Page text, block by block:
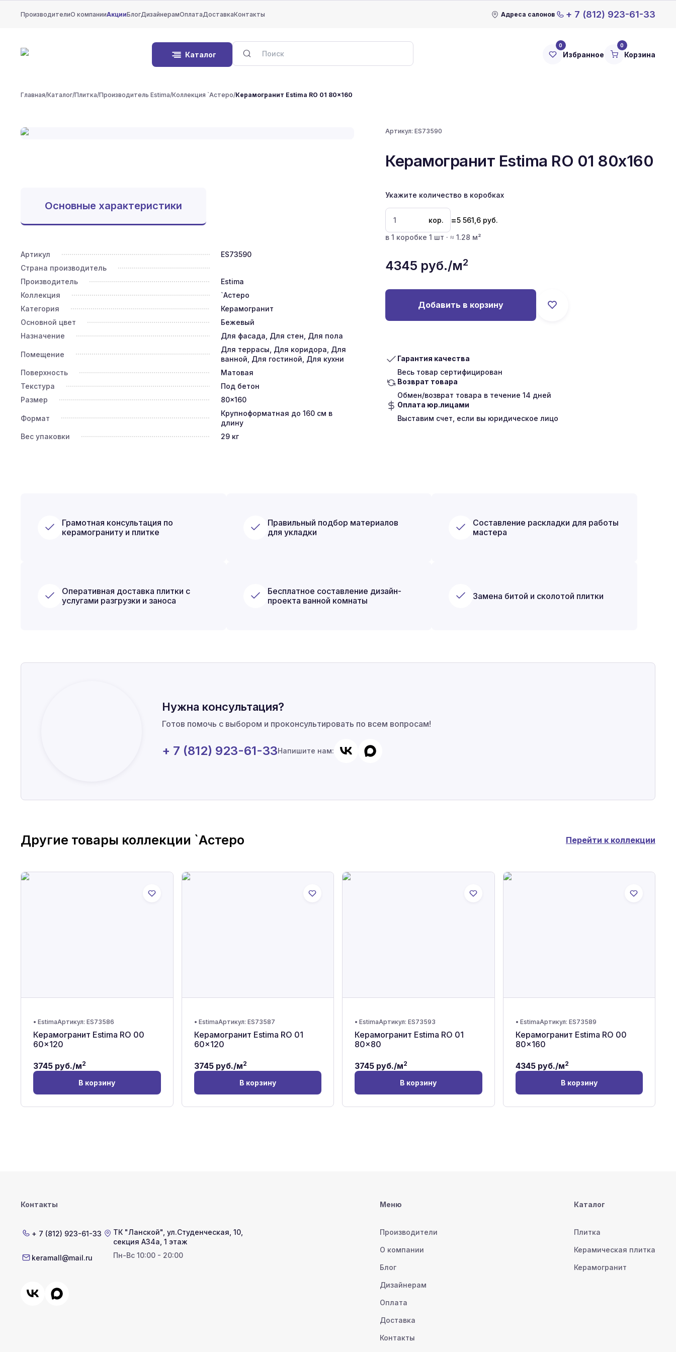
ПроизводителиО компанииАкцииБлогДизайнерамОплатаДоставкаКонтакты Адреса салонов + 7 (812) 923-61-33
Каталог
0
Избранное
0
Корзина
Главная/Каталог/Плитка/Производитель Estima/Коллекция `Астеро/Керамогранит Estima RO 01 80x160
Артикул:ES73590
Керамогранит Estima RO 01 80x160
Укажите количество в коробках
кор. =5 561,6 руб.
в 1 коробке 1 шт · ≈ 1.28 м²
4345 руб./м2
Добавить в корзину
Гарантия качества
Весь товар сертифицирован
Возврат товара
Обмен/возврат товара в течение 14 дней
Оплата юр.лицами
Выставим счет, если вы юридическое лицо
Основные характеристики
Артикул
ES73590
Страна производитель
Производитель
Estima
Коллекция
`Астеро
Категория
Керамогранит
Основной цвет
Бежевый
Назначение
Для фасада, Для стен, Для пола
Помещение
Для террасы, Для коридора, Для
ванной, Для гостиной, Для кухни
Поверхность
Матовая
Текстура
Под бетон
Размер
80x160
Формат
Крупноформатная до 160 см в
длину
Вес упаковки
29кг
Грамотная консультация по
керамограниту и плитке
Правильный подбор материалов
для укладки
Составление раскладки для работы
мастера
Оперативная доставка плитки с
услугами разгрузки и заноса
Бесплатное составление дизайн-
проекта ванной комнаты
Замена битой и сколотой плитки
Нужна консультация?
Готов помочь с выбором и проконсультировать по всем вопросам!
+ 7 (812) 923-61-33Напишите нам:
Другие товары коллекции `Астеро Перейти к коллекции
• EstimaАртикул: ES73586
Керамогранит Estima RO 00
60x120
3745 руб./м2
В корзину
• EstimaАртикул: ES73587
Керамогранит Estima RO 01
60x120
3745руб./м2
В корзину
• EstimaАртикул: ES73593
Керамогранит Estima RO 01
80x80
3745 руб./м2
В корзину
• EstimaАртикул: ES73589
Керамогранит Estima RO 00
80x160
4345руб./м2
В корзину
Контакты
+ 7 (812) 923-61-33
keramall@mail.ru
ТК "Ланской" ул.Студенческая, 10,
секция А34а, 1 этаж
Пн-Вс 10:00 - 20:00
Меню
Производители
О компании
Блог
Дизайнерам
Оплата
Доставка
Контакты
Каталог
Плитка
Керамическая плитка
Керамогранит